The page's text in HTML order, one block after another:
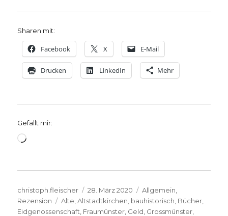
Sharen mit:
Facebook X E-Mail
Drucken LinkedIn Mehr
Gefällt mir:
Wird
Autor
christoph.fleischer
Veröffentlicht
am
28. März 2020 Kategorien
Allgemein
Rezension
Schlagwörter
Alte ,Altstadtkirchen bauhistorisch Bücher
Eidgenossenschaft Fraumünster Geld Grossmünster